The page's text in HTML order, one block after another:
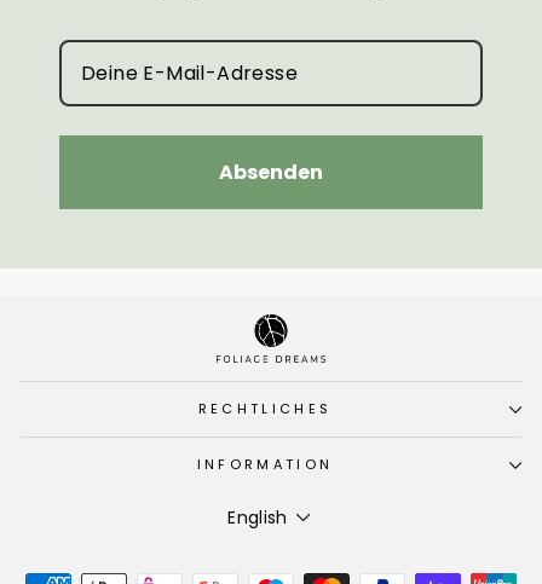
Absenden
RECHTLICHES
INFORMATION
Language
English